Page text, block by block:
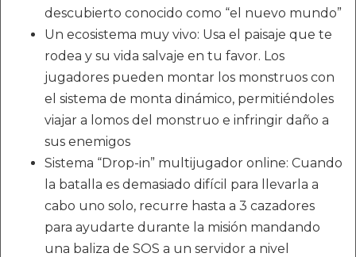
descubierto conocido como “el nuevo mundo”
Un ecosistema muy vivo: Usa el paisaje que te
rodea y su vida salvaje en tu favor. Los
jugadores pueden montar los monstruos con
el sistema de monta dinámico, permitiéndoles
viajar a lomos del monstruo e infringir daño a
sus enemigos
Sistema “Drop-in” multijugador online: Cuando
la batalla es demasiado difícil para llevarla a
cabo uno solo, recurre hasta a 3 cazadores
para ayudarte durante la misión mandando
una baliza de SOS a un servidor a nivel